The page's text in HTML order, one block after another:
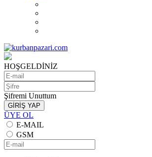
HOŞGELDİNİZ
Şifremi Unuttum
GİRİŞ YAP
ÜYE OL
E-MAIL
GSM